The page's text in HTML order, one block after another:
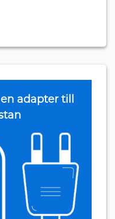
adapter till